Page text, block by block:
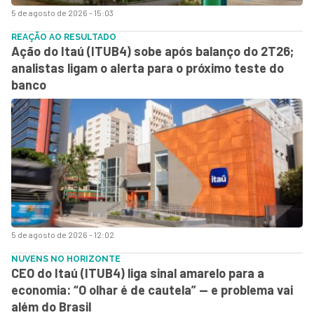
5 de agosto de 2026 - 15:03
5 de agosto de 2026 - 12:02
REAÇÃO AO RESULTADO
Ação do Itaú (ITUB4) sobe após balanço do 2T26;
analistas ligam o alerta para o próximo teste do
banco
NUVENS NO HORIZONTE
CEO do Itaú (ITUB4) liga sinal amarelo para a
economia: “O olhar é de cautela” — e problema vai
além do Brasil